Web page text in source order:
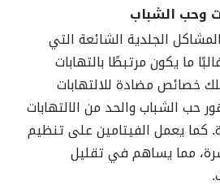
الجلدية الشائعة التي
ما يكون مرتبطًا بالتهابات
خصائص مضادة للالتهابات
الشباب والحد من الالتهابات
كما يعمل الفيتامين على تنظيم
مما يساهم في تقليل